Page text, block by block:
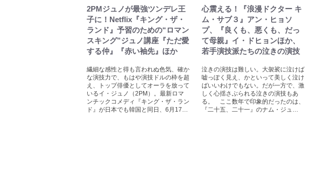
2PMジュノが最強ツンデレ王
子に！Netflix『キング・ザ・
ランド』予習のための“ロマン
スキング”ジュノ講座『ただ愛
する仲』『赤い袖先』ほか
繊細な感性と得も言われぬ色気、確か
な演技力で、もはや演技ドルの枠を超
え、トップ俳優としてオーラを放って
いるイ・ジュノ（2PM）。最新ロマ
ンチックコメディ『キング・ザ・ラン
ド』が日本でも韓国と同日、6月17…
心震える！『浪漫ドクター キ
ム・サブ３』アン・ヒョソ
プ、『良くも、悪くも、だっ
て母親』イ・ドヒョンほか、
若手演技派たちの泣きの演技
泣きの演技は難しい。大袈裟に泣けば
嘘っぽく見え、かといって美しく泣け
ばいいわけでもない。だが一方で、激
しく心揺さぶられる泣きの演技もあ
る。 ここ数年で印象的だったのは、
『二十五、二十一』のナム・ジュ…